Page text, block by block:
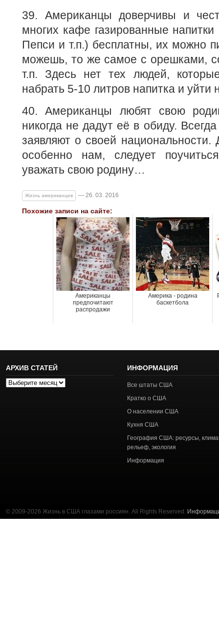
39. Американцы доверчивы и
многих кафе газированные
Пепси и т.п.) бесплатны, их можно
можешь, то же самое с орешками,
т.п. Здесь нет тех людей,
набрать 5-10 литров напитка и
40. Американцы любят свою
никогда не дадут её в обиду.
заявляют о своей
особенно нам, следует
уважать свою родину…
Жизнь американцев — 26. 03. 2016
Похожие записи на сайте:
Американцы
предпочитают
распродажи
Америка - родина
баскетбола
АРХИВ СТАТЕЙ
Архив
ИНФОРМАЦИЯ
Все штаты США
Кратко о США
О населении США
Кухня США
География США: ресурсы,
рельеф, экология
Информация
© 2009-2026 Жизнь в США глазами россиян. All Rights Reserved.